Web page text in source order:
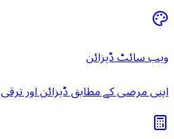
ویب سائٹ ڈیزائن
اپنی مرضی کے مطابق ڈیزائن اور ترقی